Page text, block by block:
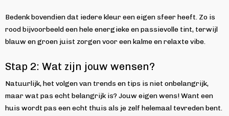
Bedenk bovendien dat iedere kleur een eigen sfeer heeft. Zo is
rood bijvoorbeeld een hele energieke en passievolle tint, terwijl
blauw en groen juist zorgen voor een kalme en relaxte vibe.
Stap 2: Wat zijn jouw wensen?
Natuurlijk, het volgen van trends en tips is niet onbelangrijk,
maar wat pas echt belangrijk is? Jouw eigen wens! Want een
huis wordt pas een echt thuis als je zelf helemaal tevreden bent.